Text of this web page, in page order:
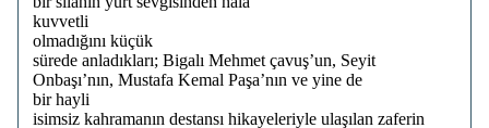
kuvvetli
olmadığını küçük
sürede anladıkları; Bigalı Mehmet çavuş’un, Seyit
Onbaşı’nın, Mustafa Kemal Paşa’nın ve yine de
bir hayli
isimsiz kahramanın destansı hikayeleriyle ulaşılan zaferin